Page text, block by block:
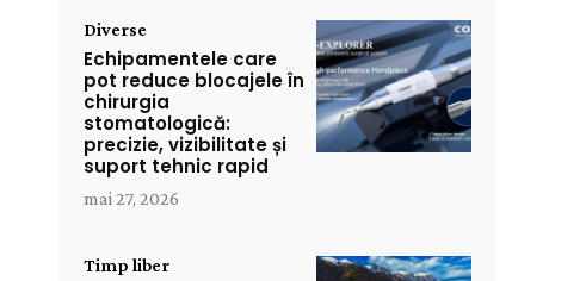
Diverse
Echipamentele care
pot reduce blocajele în
chirurgia
stomatologică:
precizie, vizibilitate și
suport tehnic rapid
mai 27, 2026
Timp liber